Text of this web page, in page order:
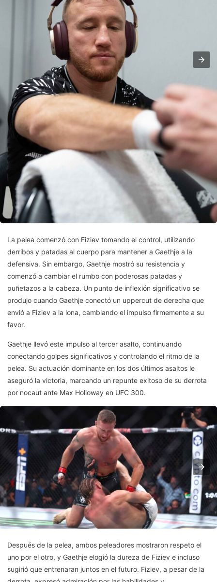
La pelea comenzó con Fiziev tomando el control, utilizando
derribos y patadas al cuerpo para mantener a Gaethje a la
defensiva. Sin embargo, Gaethje mostró su resistencia y
comenzó a cambiar el rumbo con poderosas patadas y
puñetazos a la cabeza. Un punto de inflexión significativo se
produjo cuando Gaethje conectó un uppercut de derecha que
envió a Fiziev a la lona, cambiando el impulso firmemente a su
favor.
Gaethje llevó este impulso al tercer asalto, continuando
conectando golpes significativos y controlando el ritmo de la
pelea. Su actuación dominante en los dos últimos asaltos le
aseguró la victoria, marcando un repunte exitoso de su derrota
por nocaut ante Max Holloway en UFC 300.
Después de la pelea, ambos peleadores mostraron respeto el
uno por el otro, y Gaethje elogió la dureza de Fiziev e incluso
sugirió que entrenaran juntos en el futuro. Fiziev, a pesar de la